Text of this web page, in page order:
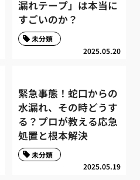
漏れテープ」は本当に
すごいのか？
2025.05.20
未分類
緊急事態！蛇口からの
水漏れ、その時どうす
る？プロが教える応急
処置と根本解決
2025.05.19
未分類